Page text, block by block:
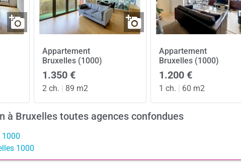
Appartement
Bruxelles (1000)
1.350 €
2 ch. | 89 m2
Appartement
Bruxelles (1000)
1.200 €
1 ch. | 60 m2
à Bruxelles toutes agences confondues
1000
1000